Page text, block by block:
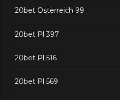
20bet Osterreich 99
20bet Pl 397
20bet Pl 516
20bet Pl 569